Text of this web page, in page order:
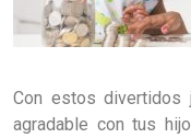
Con estos divertidos
agradable con tus